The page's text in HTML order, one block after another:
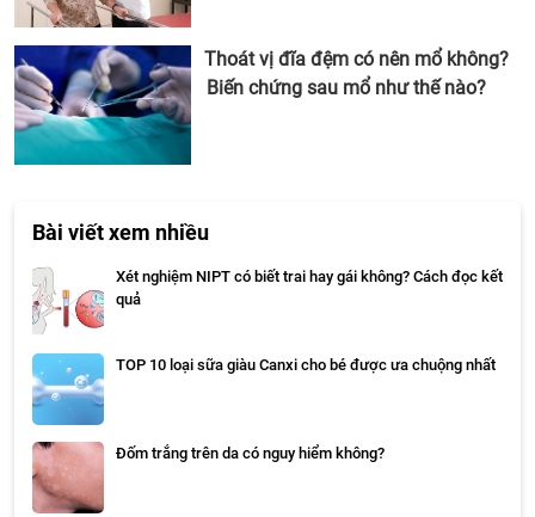
Thoát vị đĩa đệm có nên mổ không?
Biến chứng sau mổ như thế nào?
Bài viết xem nhiều
Xét nghiệm NIPT có biết trai hay gái không? Cách đọc kết
quả
TOP 10 loại sữa giàu Canxi cho bé được ưa chuộng nhất
Đốm trắng trên da có nguy hiểm không?